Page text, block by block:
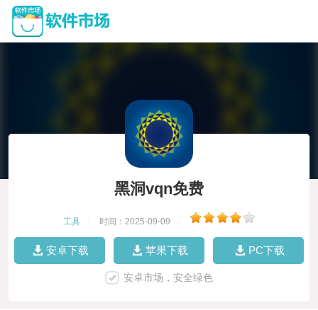
黑洞vqn免费
工具 时间：2025-09-09
安卓下载 苹果下载 PC下载
安卓市场，安全绿色